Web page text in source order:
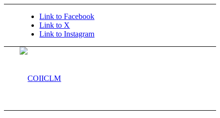
Link to Facebook
Link to X
Link to Instagram